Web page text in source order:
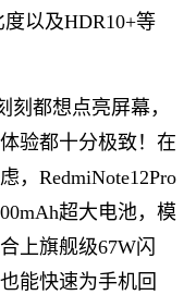
以及HDR10+等
都想点亮屏幕，
验都十分极致！在
，RedmiNote12Pro
超大电池，模
上旗舰级67W闪
能快速为手机回